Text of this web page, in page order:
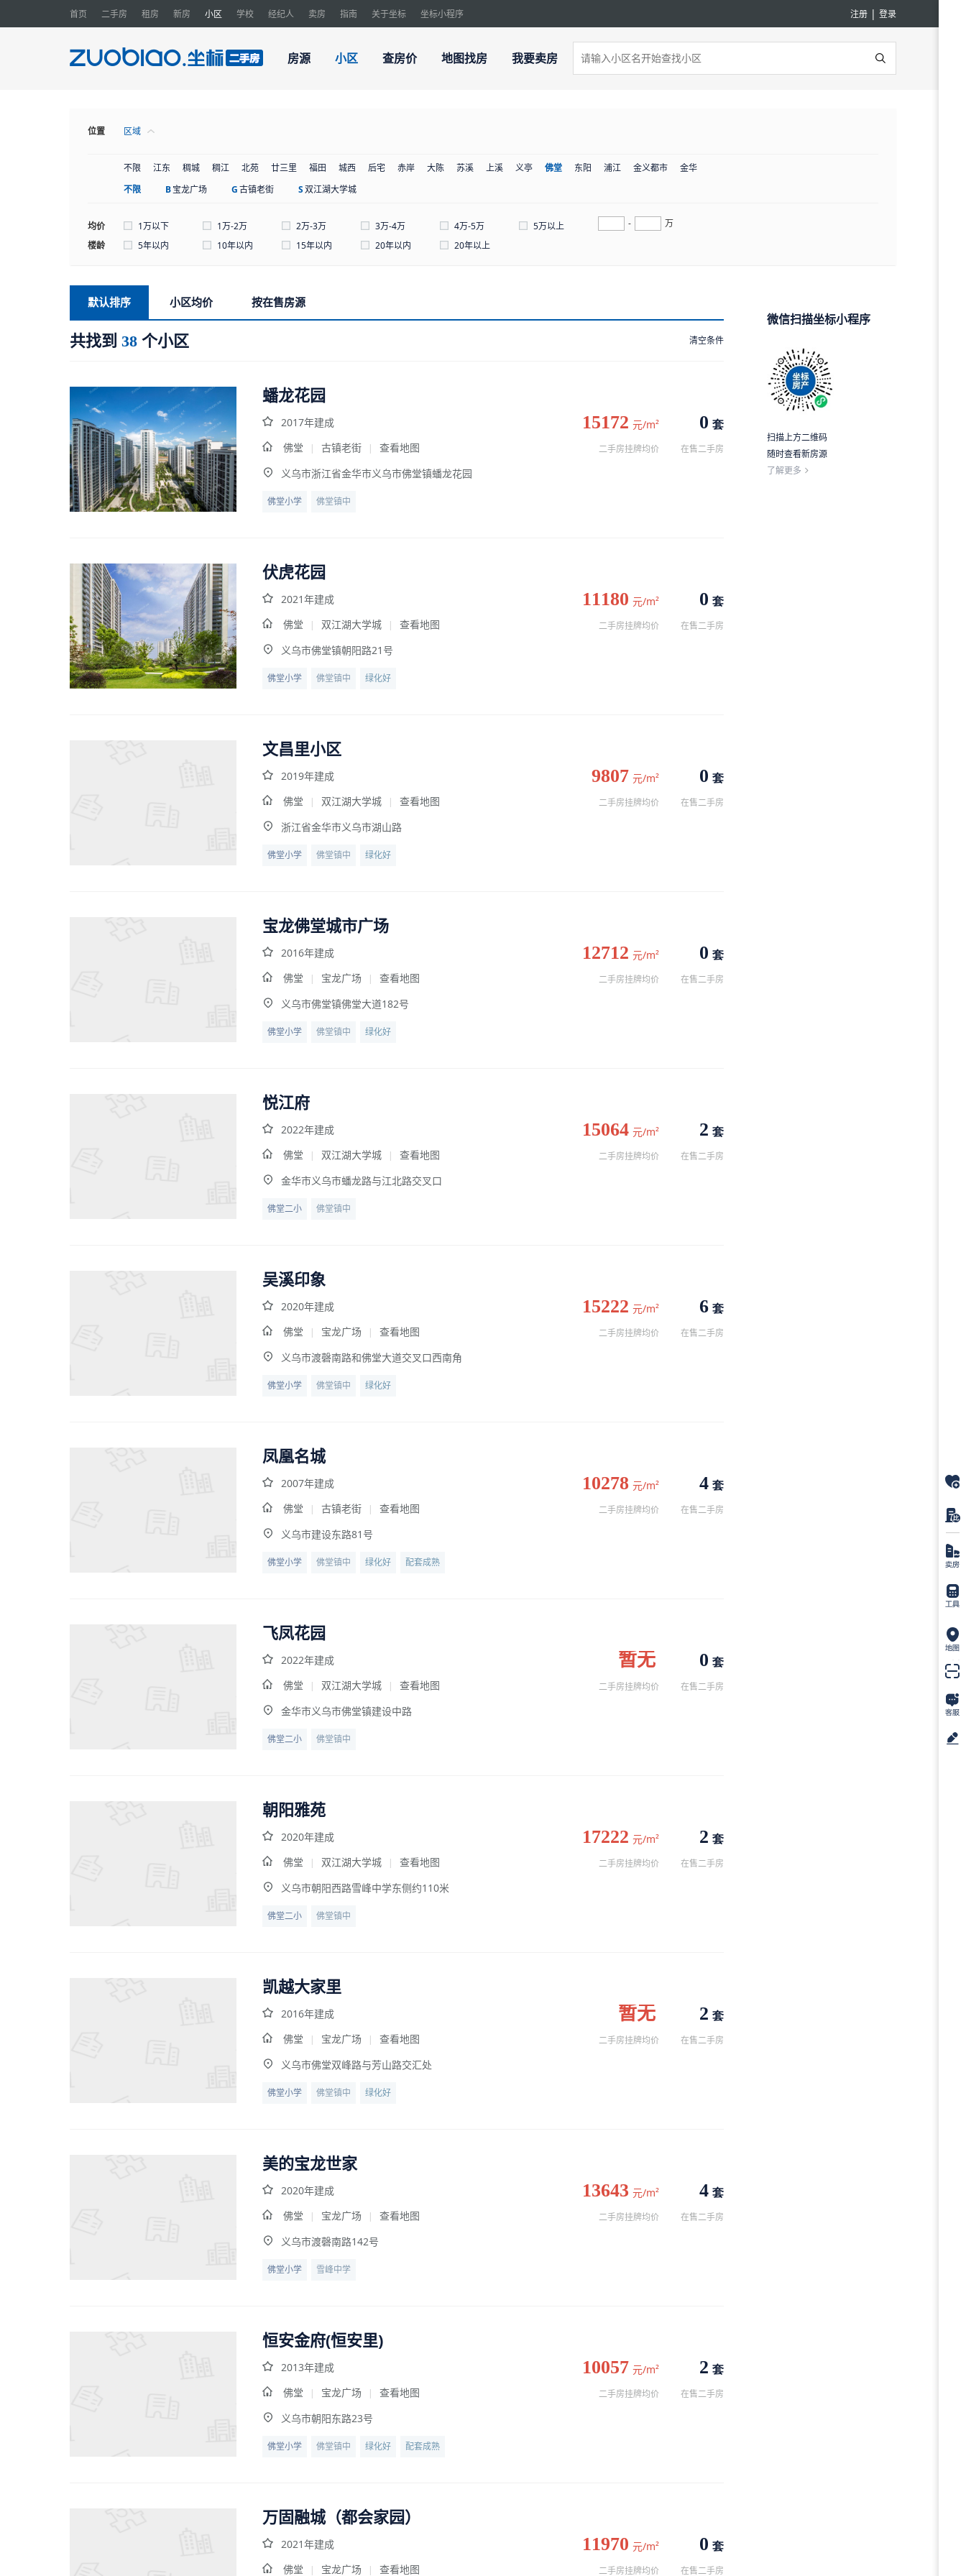
首页 二手房 租房 新房 小区 学校 经纪人 卖房 指南 关于坐标 坐标小程序 注册 | 登录
房源 小区 查房价 地图找房 我要卖房
位置 区域
不限 江东 稠城 稠江 北苑 廿三里 福田 城西 后宅 赤岸 大陈 苏溪 上溪 义亭 佛堂 东阳 浦江 金义都市
金华
不限
B 宝龙广场 G古镇老街 S双江湖大学城
均价 1万以下 1万-2万 2万-3万 3万-4万 4万-5万 5万以上 -
万
楼龄
5年以内 10年以内 15年以内 20年以内 20年以上
默认排序 小区均价 按在售房源
共找到 38 个小区 清空条件
蟠龙花园
2017年建成
佛堂
| 古镇老街 |
查看地图
义乌市浙江省金华市义乌市佛堂镇蟠龙花园
佛堂小学 佛堂镇中
15172 元/m²
二手房挂牌均价
0 套
在售二手房
伏虎花园
2021年建成
佛堂
| 双江湖大学城 |
查看地图
义乌市佛堂镇朝阳路21号
佛堂小学 佛堂镇中 绿化好
11180 元/m²
二手房挂牌均价
0 套
在售二手房
文昌里小区
2019年建成
佛堂
| 双江湖大学城 |
查看地图
浙江省金华市义乌市湖山路
佛堂小学 佛堂镇中 绿化好
9807 元/m²
二手房挂牌均价
0 套
在售二手房
宝龙佛堂城市广场
2016年建成
佛堂
| 宝龙广场 |
查看地图
义乌市佛堂镇佛堂大道182号
佛堂小学 佛堂镇中 绿化好
12712 元/m²
二手房挂牌均价
0 套
在售二手房
悦江府
2022年建成
佛堂
| 双江湖大学城 |
查看地图
金华市义乌市蟠龙路与江北路交叉口
佛堂二小 佛堂镇中
15064 元/m²
二手房挂牌均价
2 套
在售二手房
吴溪印象
2020年建成
佛堂
| 宝龙广场 |
查看地图
义乌市渡磬南路和佛堂大道交叉口西南角
佛堂小学 佛堂镇中 绿化好
15222 元/m²
二手房挂牌均价
6 套
在售二手房
凤凰名城
2007年建成
佛堂
| 古镇老街 |
查看地图
义乌市建设东路81号
佛堂小学 佛堂镇中 绿化好 配套成熟
10278 元/m²
二手房挂牌均价
4 套
在售二手房
飞凤花园
2022年建成
佛堂
| 双江湖大学城 |
查看地图
金华市义乌市佛堂镇建设中路
佛堂二小 佛堂镇中
暂无
二手房挂牌均价
0 套
在售二手房
朝阳雅苑
2020年建成
佛堂
| 双江湖大学城 |
查看地图
义乌市朝阳西路雪峰中学东侧约110米
佛堂二小 佛堂镇中
17222 元/m²
二手房挂牌均价
2 套
在售二手房
凯越大家里
2016年建成
佛堂
| 宝龙广场 |
查看地图
义乌市佛堂双峰路与芳山路交汇处
佛堂小学 佛堂镇中 绿化好
暂无
二手房挂牌均价
2 套
在售二手房
美的宝龙世家
2020年建成
佛堂
| 宝龙广场 |
查看地图
义乌市渡磬南路142号
佛堂小学 雪峰中学
13643 元/m²
二手房挂牌均价
4 套
在售二手房
恒安金府(恒安里)
2013年建成
佛堂
| 宝龙广场 |
查看地图
义乌市朝阳东路23号
佛堂小学 佛堂镇中 绿化好 配套成熟
10057 元/m²
二手房挂牌均价
2 套
在售二手房
万固融城（都会家园）
2021年建成
佛堂
| 宝龙广场 | 查看地图
11970 元/m²
二手房挂牌均价
0 套
在售二手房
微信扫描坐标小程序
扫描上方二维码
随时查看新房源
了解更多